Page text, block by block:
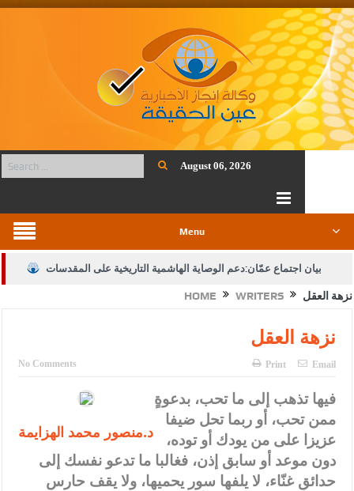
August 06, 2026
Menu
بيان اجتماع عمّان:دعم الوصاية الهاشمية التاريخية على المقدسات
الإسلامية والمسيحية
الأمن يتلف 16 مليون حبة كبتاجون و1480 كغم مواد مخدرة
النواب يقر مشروع تعديل قانون الملكية العقارية
القاضي يلتقي رؤساء تحرير الصحف اليومية ويؤكد حرص مجلس النواب
على شراكة فاعلة مع الإعلام
دعوة المكلفين بخدمة العلم (الدفعة الثالثة) إلى مراجعة منصة خدمة
HOME WRITERS نزهة العقل
نزهة العقل
No Comments Print Email
د.منصور محمد الهزايمة
فيها تذهب إلى ما تحب، بدعوةٍ
ممن تحب، أو ربما تحل ضيفا
عزيزا على من يودك أو توده،
دون موعد أو سابق إذن، فغالبا ما تدعو نفسك إلى
حدائق غنّاء، لا يلفها سور يحميها، ولا يقف حارس